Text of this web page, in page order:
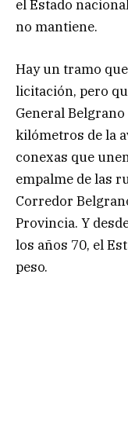
el Estado
no mantiene.
Hay un tramo
licitación, pero
General
kilómetros de la
conexas que
empalme de las
Corredor
Provincia. Y
los años 70, el
peso.